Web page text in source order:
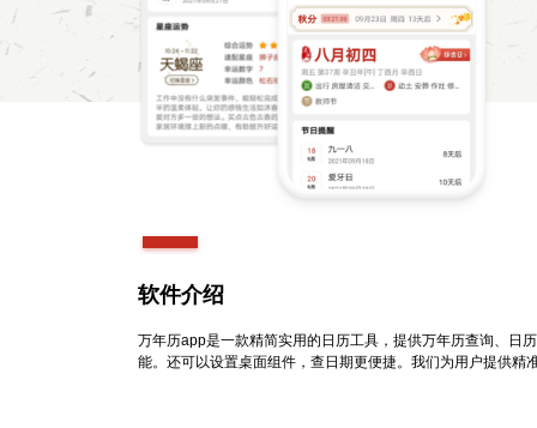
软件介绍
万年历app是一款精简实用的日历工具，提供万年历查询、日
能。还可以设置桌面组件，查日期更便捷。我们为用户提供